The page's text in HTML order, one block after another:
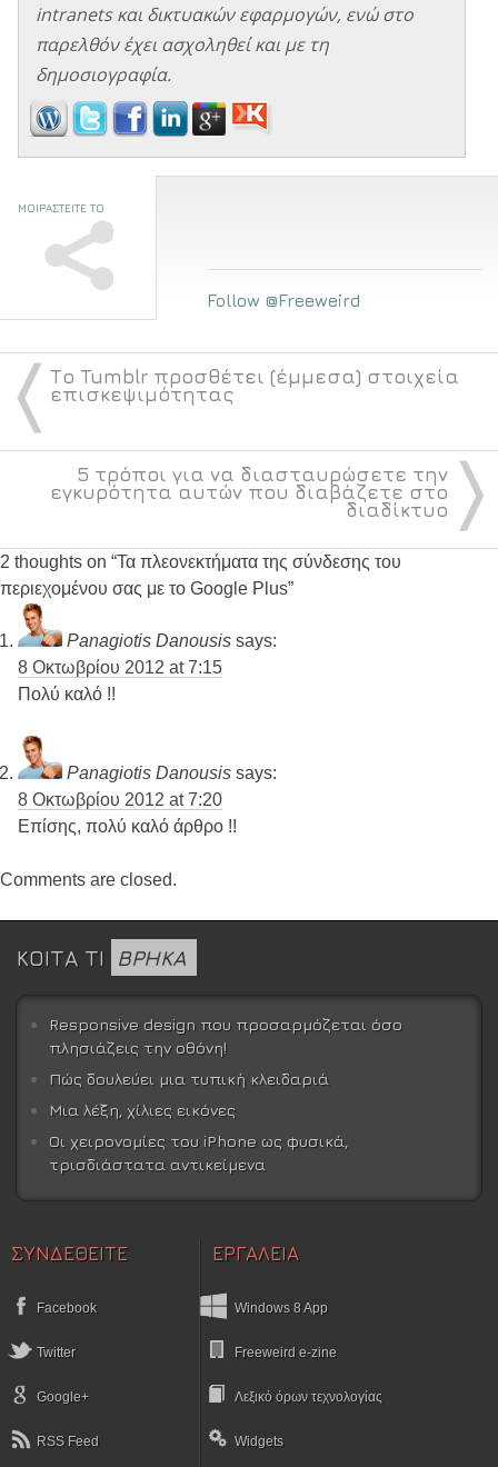
intranets και δικτυακών εφαρμογών, ενώ στο
παρελθόν έχει ασχοληθεί και με τη
δημοσιογραφία.
ΜΟΙΡΑΣΤΕΙΤΕ ΤΟ
Follow @Freeweird
〈 Το Tumblr προσθέτει (έμμεσα) στοιχεία
επισκεψιμότητας
〉
5 τρόποι για να διασταυρώσετε την
εγκυρότητα αυτών που διαβάζετε στο
διαδίκτυο
2 thoughts on “Τα πλεονεκτήματα της σύνδεσης του
περιεχομένου σας με το Google Plus”
Panagiotis Danousis says:
8 Οκτωβρίου 2012 at 7:15
Πολύ καλό !!
Panagiotis Danousis says:
8 Οκτωβρίου 2012 at 7:20
Επίσης, πολύ καλό άρθρο !!
Comments are closed.
ΚΟΙΤΑ ΤΙ ΒΡΗΚΑ
Responsive design που προσαρμόζεται όσο
πλησιάζεις την οθόνη!
Πώς δουλεύει μια τυπική κλειδαριά
Μια λέξη, χίλιες εικόνες
Οι χειρονομίες του iPhone ως φυσικά,
τρισδιάστατα αντικείμενα
ΣΥΝΔΕΘΕΙΤΕ
Facebook
Twitter
Google+
RSS Feed
ΕΡΓΑΛΕΙΑ
Windows 8 App
Freeweird e-zine
Λεξικό όρων τεχνολογίας
Widgets